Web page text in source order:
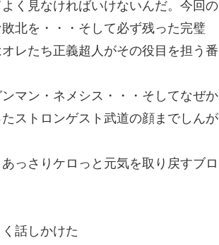
く見なければいけないんだ。今回の
北を・・・そして必ず残った完璧
レたち正義超人がその役目を担う番
マン・ネメシス・・・そしてなぜか
ストロンゲスト武道の顔までしんが
っさりケロっと元気を取り戻すブロ
話しかけた